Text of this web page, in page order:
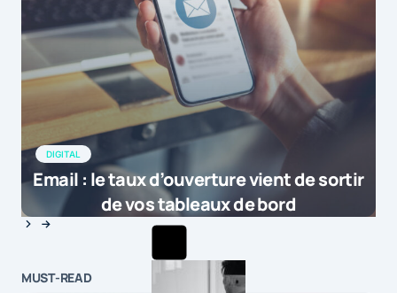
DIGITAL
Email : le taux d’ouverture vient de sortir
de vos tableaux de bord
MUST-READ